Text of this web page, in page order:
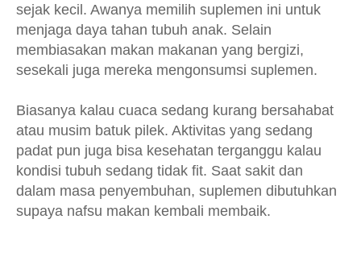
sejak kecil. Awanya memilih suplemen ini untuk
menjaga daya tahan tubuh anak. Selain
membiasakan makan makanan yang bergizi,
sesekali juga mereka mengonsumsi suplemen.
Biasanya kalau cuaca sedang kurang bersahabat
atau musim batuk pilek. Aktivitas yang sedang
padat pun juga bisa kesehatan terganggu kalau
kondisi tubuh sedang tidak fit. Saat sakit dan
dalam masa penyembuhan, suplemen dibutuhkan
supaya nafsu makan kembali membaik.